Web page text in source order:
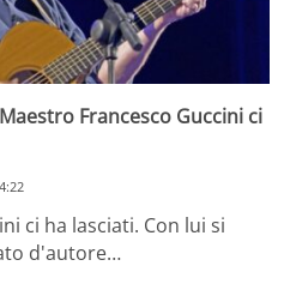
Francesco Guccini ci
ci ha lasciati. Con lui si
d'autore…